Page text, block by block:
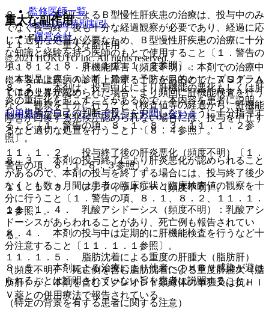
８．１． 本剤によるＢ型慢性肝疾患の治療は、投与中のみ
でなく投与終了後も十分な経過観察が必要であり、経過に応
じて適切な処置が必要なため、Ｂ型慢性肝疾患の治療に十分
な知識と経験を持つ医師のもとで使用すること〔１．警告の
項、８．２、８．３、１１．１．２参照〕。
８．２． 本剤は、投与中止により肝機能の悪化もしくは肝
炎の重症化を起こすことがあるので、本内容を患者に説明
し、患者が自己の判断で投与を中止しないように十分指導す
ること〔１．警告の項、８．１、８．３、１１．１．２参
照〕。
８．３． 本剤の投与終了により肝炎悪化が認められること
があるので、本剤の投与を終了する場合には、投与終了後少
なくとも数ヵ月間は患者の臨床症状と臨床検査値の観察を十
分に行うこと〔１．警告の項、８．１、８．２、１１．１．
２参照〕。
８．４． 本剤の投与中は定期的に肝機能検査を行うなど十
分注意すること〔１１．１．１参照〕。
８．５． 本剤による治療により他者へのＨＢＶ感染が避け
られることは証明されていない旨を患者に説明すること。
（特定の背景を有する患者に関する注意）
重大な副作用
１１．１． 重大な副作用
１１．１．１． 肝機能障害（頻度不明）：本剤での治療中
にＡＳＴ上昇、ＡＬＴ上昇することがあるので、ＡＳＴ、Ａ
ＬＴの上昇が認められた場合、より頻回に肝機能検査を行う
など、観察を十分に行うこと（検査値等の経過から、肝機能
障害が回復する兆候が認められない場合には、投与を中止す
るなど適切な処置を行うこと）〔８．４参照〕。
１１．１．２． 投与終了後の肝炎悪化（頻度不明）〔１．
警告の項、８．１−８．３参照〕。
１１．１．３． アナフィラキシー（頻度不明）。
１１．１．４． 乳酸アシドーシス（頻度不明）：乳酸アシ
ドーシスがあらわれることがあり、死亡例も報告されてい
る。
１１．１．５． 脂肪沈着による重度の肝腫大（脂肪肝）
（頻度不明）：死亡例を含む脂肪沈着による重度肝腫大（脂
肪肝）が、本剤を含むヌクレオシド類縁体の単独又は抗ＨＩ
Ｖ薬との併用療法で報告されている。
監修医師一覧
UpToDate特別割引
運営会社
© 2021 HOKUTO Inc. All rights reserved.
※本製品は疾病の診断・治療・予防を目的としたプログラム
ではありません。
利用規約プライバシーポリシーお問い合わせ